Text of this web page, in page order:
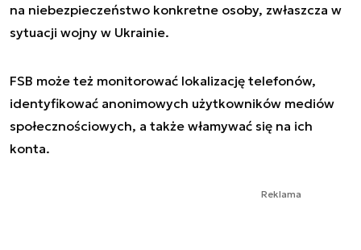
na niebezpieczeństwo konkretne osoby, zwłaszcza w
sytuacji wojny w Ukrainie.
FSB może też monitorować lokalizację telefonów,
identyfikować anonimowych użytkowników mediów
społecznościowych, a także włamywać się na ich
konta.
Reklama